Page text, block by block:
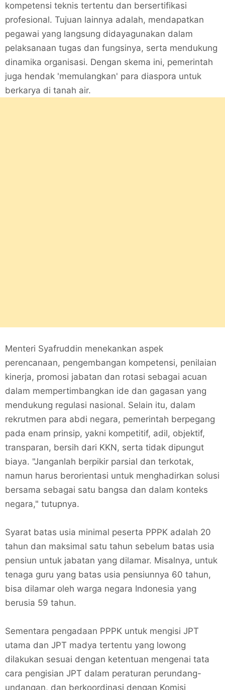
kompetensi teknis tertentu dan bersertifikasi
profesional. Tujuan lainnya adalah, mendapatkan
pegawai yang langsung didayagunakan dalam
pelaksanaan tugas dan fungsinya, serta mendukung
dinamika organisasi. Dengan skema ini, pemerintah
juga hendak 'memulangkan' para diaspora untuk
berkarya di tanah air.
Menteri Syafruddin menekankan aspek
perencanaan, pengembangan kompetensi, penilaian
kinerja, promosi jabatan dan rotasi sebagai acuan
dalam mempertimbangkan ide dan gagasan yang
mendukung regulasi nasional. Selain itu, dalam
rekrutmen para abdi negara, pemerintah berpegang
pada enam prinsip, yakni kompetitif, adil, objektif,
transparan, bersih dari KKN, serta tidak dipungut
biaya. "Janganlah berpikir parsial dan terkotak,
namun harus berorientasi untuk menghadirkan solusi
bersama sebagai satu bangsa dan dalam konteks
negara," tutupnya.
Syarat batas usia minimal peserta PPPK adalah 20
tahun dan maksimal satu tahun sebelum batas usia
pensiun untuk jabatan yang dilamar. Misalnya, untuk
tenaga guru yang batas usia pensiunnya 60 tahun,
bisa dilamar oleh warga negara Indonesia yang
berusia 59 tahun.
Sementara pengadaan PPPK untuk mengisi JPT
utama dan JPT madya tertentu yang lowong
dilakukan sesuai dengan ketentuan mengenai tata
cara pengisian JPT dalam peraturan perundang-
undangan, dan berkoordinasi dengan Komisi